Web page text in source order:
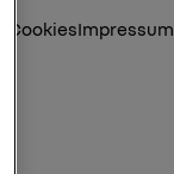
CookiesImpressum